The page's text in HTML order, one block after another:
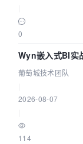
0
Wyn嵌入式BI实
参数为什么不生
葡萄城技术团队
2026-08-07
114